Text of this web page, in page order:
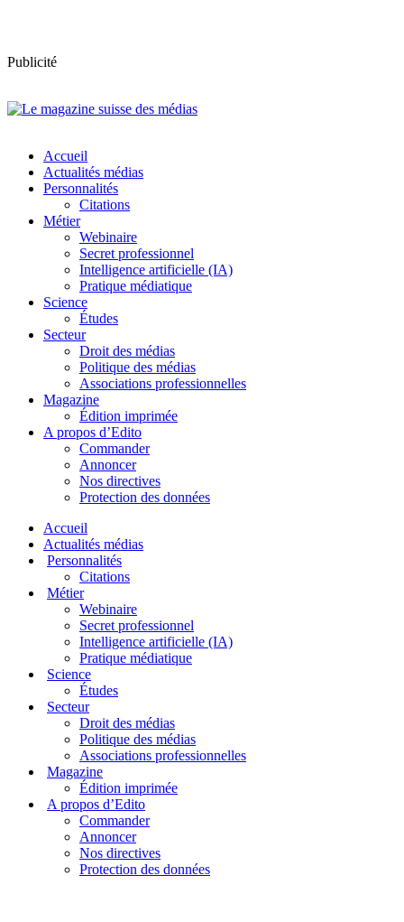
Publicité
Accueil
Actualités médias
Personnalités
Citations
Métier
Webinaire
Secret professionnel
Intelligence artificielle (IA)
Pratique médiatique
Science
Études
Secteur
Droit des médias
Politique des médias
Associations professionnelles
Magazine
Édition imprimée
A propos d’Edito
Commander
Annoncer
Nos directives
Protection des données
Accueil
Actualités médias
Personnalités
Citations
Métier
Webinaire
Secret professionnel
Intelligence artificielle (IA)
Pratique médiatique
Science
Études
Secteur
Droit des médias
Politique des médias
Associations professionnelles
Magazine
Édition imprimée
A propos d’Edito
Commander
Annoncer
Nos directives
Protection des données